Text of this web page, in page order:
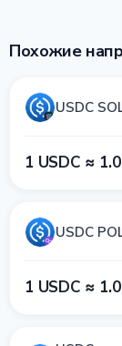
Похожие
USDC
1 USDC ≈
USDC
1 USDC ≈